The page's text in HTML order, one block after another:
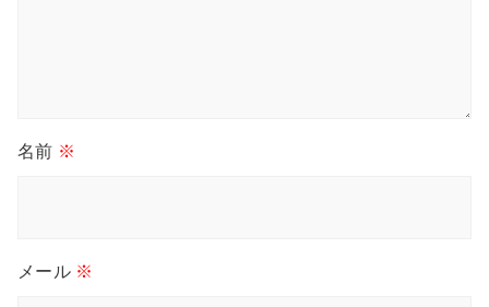
名前 ※
メール ※